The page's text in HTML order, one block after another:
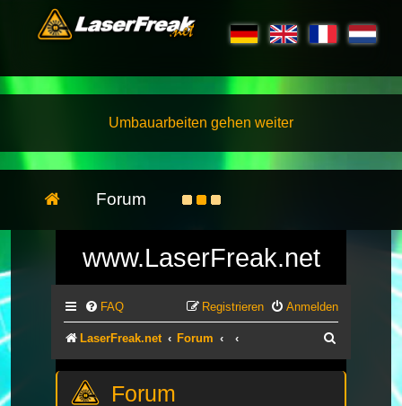
Umbauarbeiten gehen weiter
Forum
www.LaserFreak.net
FAQ Anmelden
Registrieren
LaserFreak.net Forum